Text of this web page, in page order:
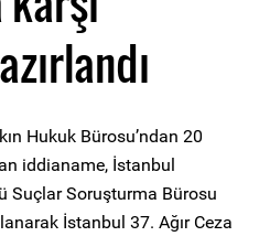
Hukuk Bürosu’ndan 20
iddianame, İstanbul
Suçlar Soruşturma Bürosu
İstanbul 37. Ağır Ceza